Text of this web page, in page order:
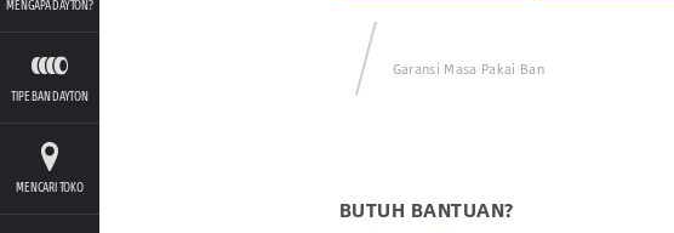
MENGAPA DAYTON?
TIPE BAN DAYTON
MENCARI TOKO
Garansi Masa Pakai Ban
BUTUH BANTUAN?